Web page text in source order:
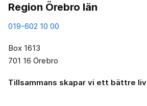
Region Örebro län
019-602 10 00
Box 1613
701 16 Örebro
Tillsammans skapar vi ett bättre liv